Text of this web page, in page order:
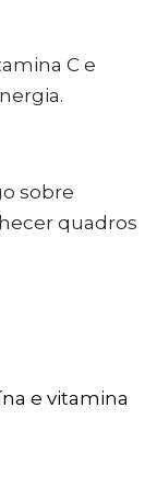
C e
sobre
quadros
e vitamina